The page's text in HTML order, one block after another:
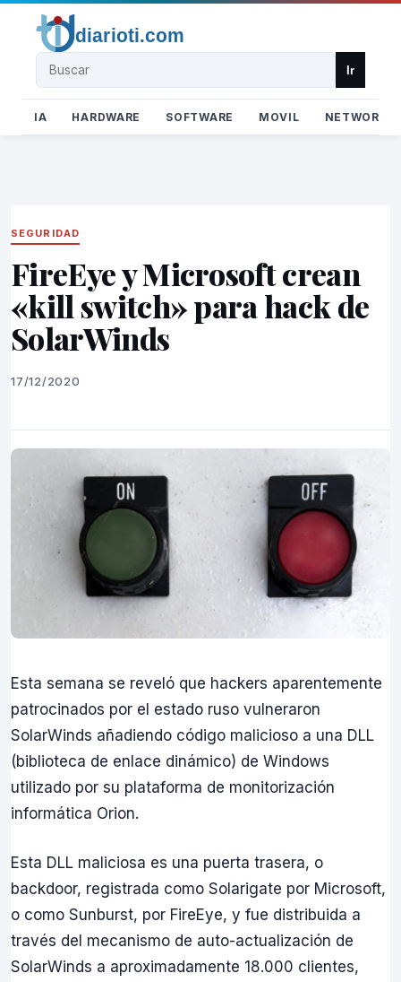
Buscar Ir
IA HARDWARE SOFTWARE MOVIL NETWORK
SEGURIDAD
FireEye y Microsoft crean
«kill switch» para hack de
SolarWinds
17/12/2020
Esta semana se reveló que hackers aparentemente
patrocinados por el estado ruso vulneraron
SolarWinds añadiendo código malicioso a una DLL
(biblioteca de enlace dinámico) de Windows
utilizado por su plataforma de monitorización
informática Orion.
Esta DLL maliciosa es una puerta trasera, o
backdoor, registrada como Solarigate por Microsoft,
o como Sunburst, por FireEye, y fue distribuida a
través del mecanismo de auto-actualización de
SolarWinds a aproximadamente 18.000 clientes,